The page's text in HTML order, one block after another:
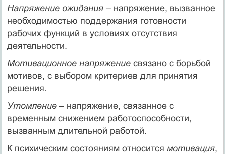
Напряжение ожидания– напряжение, вызванное
необходимостью поддержания готовности
рабочих функций в условиях отсутствия
деятельности.
Мотивационное напряжениесвязано с борьбой
мотивов, с выбором критериев для принятия
решения.
Утомление– напряжение, связанное с
временным снижением работоспособности,
вызванным длительной работой.
К психическим состояниям относится мотивация,